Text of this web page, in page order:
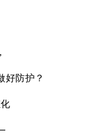
好防护？